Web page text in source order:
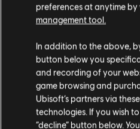
Anzeige:3
Ubisoft Store genau richtig! Genieße
Spielen, Season Pässen und weiteren
Durch regelmäßige Angebote kannst du
Soweit wir wissen
Staaten
Wenn du etwas bestellen
deinen lokalen
preferences at anytime by
management tool.
In addition to the above,
button below you
and recording of your
game browsing and
Ubisoft’s partners via
technologies. If you wish
“decline” button below.